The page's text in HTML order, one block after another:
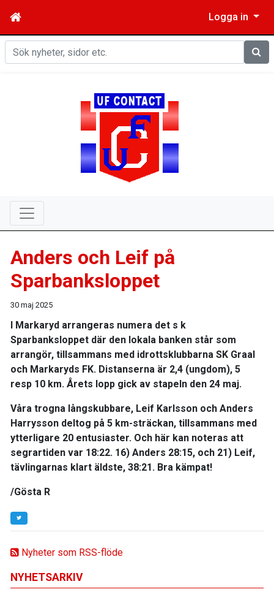
Logga in
Sök
Nyheter som RSS-flöde
NYHETSARKIV
Anders och Leif på
Sparbanksloppet
30 maj 2025
I Markaryd arrangeras numera det s k
Sparbanksloppet där den lokala banken står som
arrangör, tillsammans med idrottsklubbarna SK Graal
och Markaryds FK. Distanserna är 2,4 (ungdom), 5
resp 10 km. Årets lopp gick av stapeln den 24 maj.
Våra trogna långskubbare, Leif Karlsson och Anders
Harrysson deltog på 5 km-sträckan, tillsammans med
ytterligare 20 entusiaster. Och här kan noteras att
segrartiden var 18:22. 16) Anders 28:15, och 21) Leif,
tävlingarnas klart äldste, 38:21. Bra kämpat!
/Gösta R